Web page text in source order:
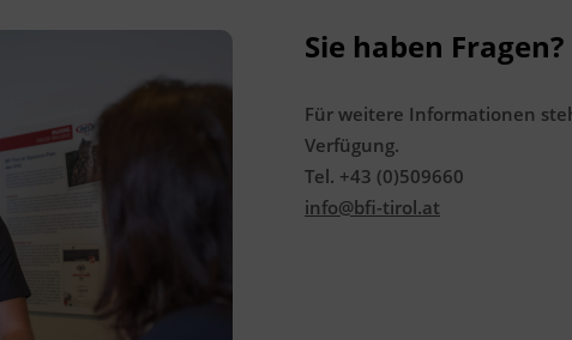
Förderhinweis
Das Land Tirol fördert bis zu maximal 30 %
der Kurskosten. Nähere Informationen
finden Sie unter
www.mein-update.at
Sie haben Fragen?
Für weitere Informationen
Verfügung.
Tel. +43 (0)509660
info@bfi-tirol.at